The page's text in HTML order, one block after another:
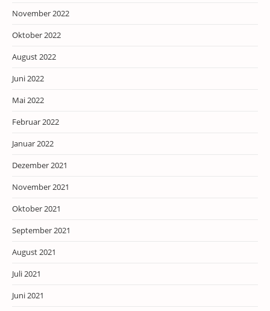
November 2022
Oktober 2022
August 2022
Juni 2022
Mai 2022
Februar 2022
Januar 2022
Dezember 2021
November 2021
Oktober 2021
September 2021
August 2021
Juli 2021
Juni 2021